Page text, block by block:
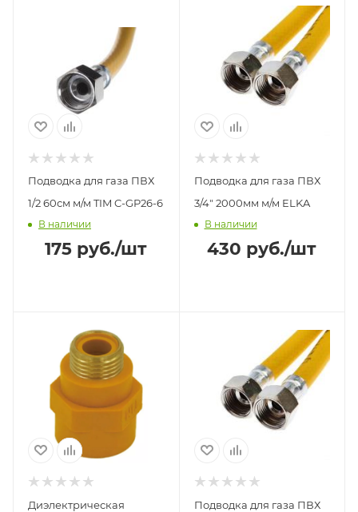
Подводка для газа ПВХ
1/2 60см м/м TIM C-GP26-6
В наличии
175 руб./шт
Подводка для газа ПВХ
3/4" 2000мм м/м ELKA
В наличии
430 руб./шт
Диэлектрическая
Подводка для газа ПВХ